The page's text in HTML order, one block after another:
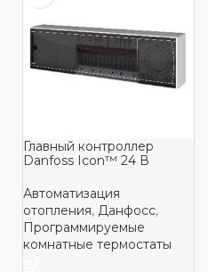
Главный контроллер
Danfoss Icon™ 24 В
Автоматизация
отопления, Данфосс,
Программируемые
комнатные термостаты